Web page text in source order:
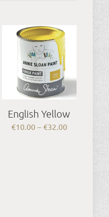
English Yellow
€10.00 – €32.00Price
through